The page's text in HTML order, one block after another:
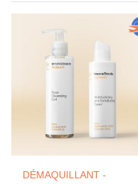
DÉMAQUILLANT -